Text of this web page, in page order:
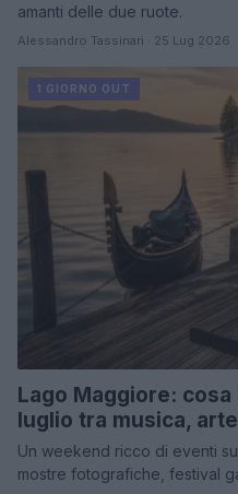
amanti delle due ruote.
Alessandro Tassinari · 25 Lug 2026
1 GIORNO OUT
Lago Maggiore:
luglio tra musica,
Un weekend ricco di eventi
mostre fotografiche, festival